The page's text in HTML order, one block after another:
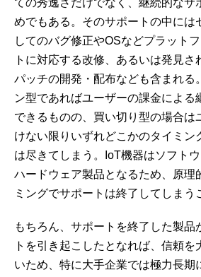
ての秀逸さだけでなく、継続的なサ
めでもある。そのサポートの中には
してのバグ修正やOSなどプラット
トに対応する改修、あるいは発見さ
パッチの開発・配布なども含まれる
ン型であればユーザーの課金による
できるものの、買い切り型の場合は
けない限りいずれどこかのタイミン
は尽きてしまう。IoT機器はソフト
ハードウェア製品となるため、原理
ミングでサポートは終了してしまう
もちろん、サポートを終了した製品
トを引き起こしたとなれば、信頼を
いため、特に大手企業では極力長期